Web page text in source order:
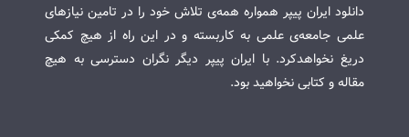
دانلود ایران پیپر همواره همه‌ی تلاش خود را در تامین نیازهای
علمی جامعه‌ی علمی به کاربسته و در این راه از هیچ کمکی
دریغ نخواهدکرد. با ایران پیپر دیگر نگران دسترسی به هیچ
مقاله و کتابی نخواهید بود.